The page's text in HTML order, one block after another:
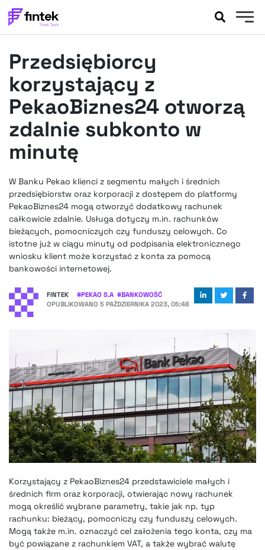
BANKOWOŚĆ
FELIETONY
WYWIADY
LEGAL
PODCASTY
FINTEK EXTRA
OKIEM EKSPERTA
Przedsiębiorcy
korzystający z
PekaoBiznes24 otworzą
zdalnie subkonto w
minutę
W Banku Pekao klienci z segmentu małych i średnich
przedsiębiorstw oraz korporacji z dostępem do platformy
PekaoBiznes24 mogą otworzyć dodatkowy rachunek
całkowicie zdalnie. Usługa dotyczy m.in. rachunków
bieżących, pomocniczych czy funduszy celowych. Co
istotne już w ciągu minuty od podpisania elektronicznego
wniosku klient może korzystać z konta za pomocą
bankowości internetowej.
FINTEK #PEKAO S.A #BANKOWOŚĆ
OPUBLIKOWANO 5 PAŹDZIERNIKA 2023, 05:48
Korzystający z PekaoBiznes24 przedstawiciele małych i
średnich firm oraz korporacji, otwierając nowy rachunek
mogą określić wybrane parametry, takie jak np. typ
rachunku: bieżący, pomocniczy czy funduszy celowych.
Mogą także m.in. oznaczyć cel założenia tego konta, czy ma
być powiązane z rachunkiem VAT, a także wybrać walutę